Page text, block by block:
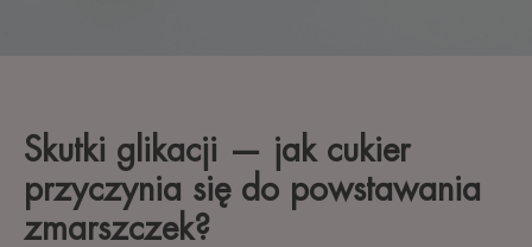
Skutki glikacji — jak cukier
przyczynia się do powstawania
zmarszczek?